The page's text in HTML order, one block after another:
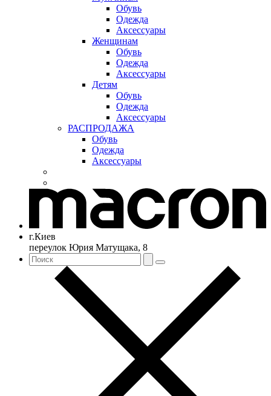
Обувь
Одежда
Аксессуары
Женщинам
Обувь
Одежда
Аксессуары
Детям
Обувь
Одежда
Аксессуары
РАСПРОДАЖА
Обувь
Одежда
Аксессуары
г.Киев
переулок Юрия Матущака, 8